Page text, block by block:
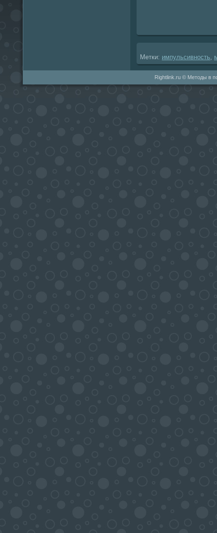
Метки: импульсивность
Rightlink.ru © Методы в